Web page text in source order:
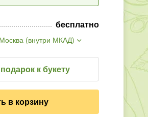
бесплатно
Москва (внутри МКАД)
к букету
в корзину